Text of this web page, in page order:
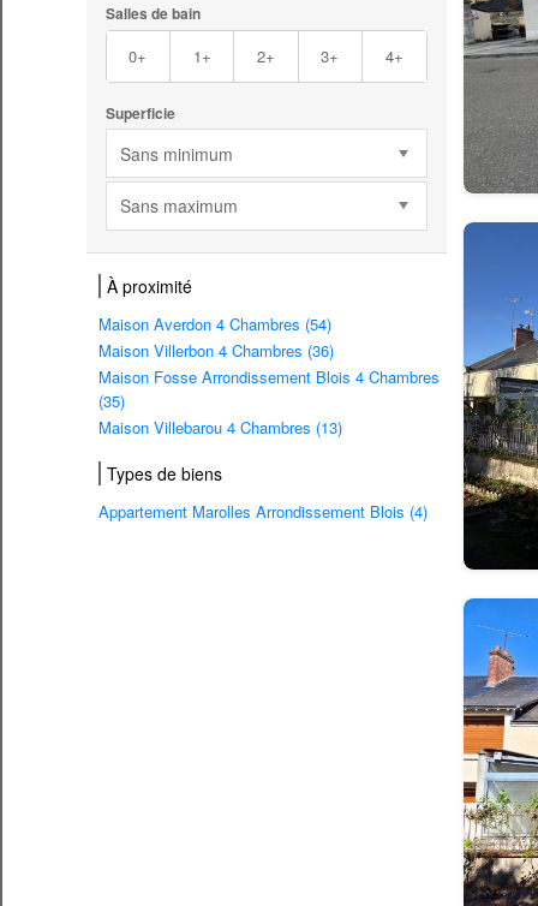
Salles de bain
0+ 1+ 2+ 3+ 4+
Superficie
Sans minimum
Sans maximum
À proximité
Maison Averdon 4 Chambres (54)
Maison Villerbon 4 Chambres (36)
Maison Fosse Arrondissement Blois 4 Chambres
(35)
Maison Villebarou 4 Chambres (13)
Types de biens
Appartement Marolles Arrondissement Blois (4)